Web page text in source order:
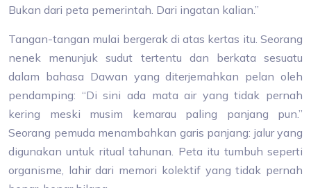
Bukan dari peta pemerintah. Dari ingatan kalian.”
Tangan-tangan mulai bergerak di atas kertas itu. Seorang
nenek menunjuk sudut tertentu dan berkata sesuatu
dalam bahasa Dawan yang diterjemahkan pelan oleh
pendamping: “Di sini ada mata air yang tidak pernah
kering meski musim kemarau paling panjang pun.”
Seorang pemuda menambahkan garis panjang: jalur yang
digunakan untuk ritual tahunan. Peta itu tumbuh seperti
organisme, lahir dari memori kolektif yang tidak pernah